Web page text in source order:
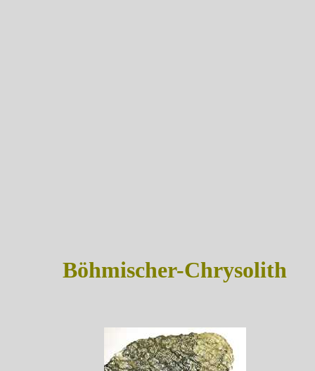
Böhmischer-Chrysolith